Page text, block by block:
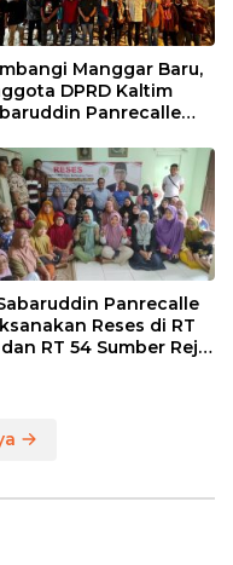
Manggar Baru,
DPRD Kaltim
Panrecalle
Panrecalle
Reses di RT
dan RT 54 Sumber Rejo